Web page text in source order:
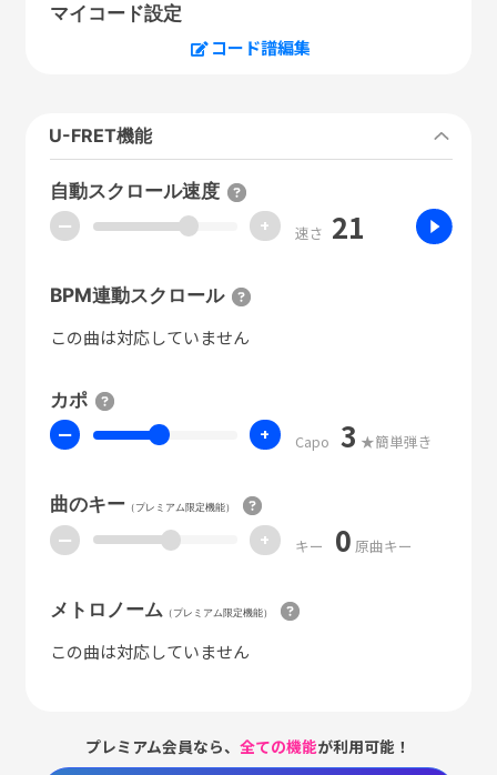
マイコード設定
コード譜編集
U-FRET機能
自動スクロール速度
ー + 速さ 21
BPM連動スクロール
この曲は対応していません
カポ
ー + Capo 3 ★簡単弾き
曲のキー（プレミアム限定機能）
ー + キー 0 原曲キー
メトロノーム （プレミアム限定機能）
この曲は対応していません
プレミアム会員なら、全ての機能が利用可能！